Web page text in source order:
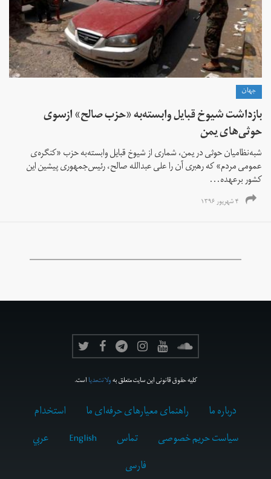
جهان
بازداشت شیوخ قبایل وابسته‌به «حزب صالح» ازسوی
حوثی‌های یمن
شبه‌نظامیان حوثی در یمن، شماری از شیوخ قبایل وابسته‌به حزب «کنگره‌ی
عمومی مردم» که رهبری آن را علی عبدالله صالح، رئیس‌جمهوری پیشین این
کشور برعهده...
۴ شهریور ۱۳۹۶
کلیه حقوق قانونی این سایت متعلق بهولانت‌مدیااست.
درباره ما راهنمای معیارهای حرفه‌ای ما
استخدام
سیاست حریم خصوصی
تماس English
عربي
فارسى